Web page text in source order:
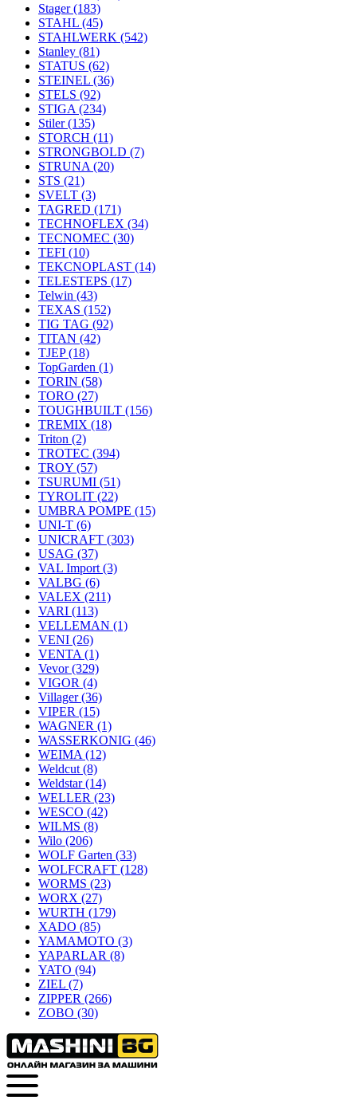
Stager(183)
STAHL (45)
STAHLWERK (542)
Stanley (81)
STATUS (62)
STEINEL (36)
STELS (92)
STIGA (234)
Stiler(135)
STORCH (11)
STRONGBOLD (7)
STRUNA (20)
STS (21)
SVELT (3)
TAGRED (171)
TECHNOFLEX (34)
TECNOMEC (30)
TEFI (10)
TEKCNOPLAST (14)
TELESTEPS (17)
Telwin (43)
TEXAS (152)
TIG TAG (92)
TITAN (42)
TJEP(18)
TopGarden (1)
TORIN (58)
TORO (27)
TOUGHBUILT (156)
TREMIX (18)
Triton (2)
TROTEC (394)
TROY (57)
TSURUMI (51)
TYROLIT (22)
UMBRA POMPE (15)
UNI-T (6)
UNICRAFT (303)
USAG (37)
VAL Import (3)
VALBG (6)
VALEX (211)
VARI (113)
VELLEMAN (1)
VENI (26)
VENTA (1)
Vevor(329)
VIGOR (4)
Villager(36)
VIPER (15)
WAGNER (1)
WASSERKONIG (46)
WEIMA (12)
Weldcut (8)
Weldstar(14)
WELLER (23)
WESCO (42)
WILMS (8)
Wilo (206)
WOLF Garten (33)
WOLFCRAFT (128)
WORMS (23)
WORX (27)
WURTH (179)
XADO (85)
YAMAMOTO (3)
YAPARLAR (8)
YATO (94)
ZIEL (7)
ZIPPER (266)
ZOBO (30)